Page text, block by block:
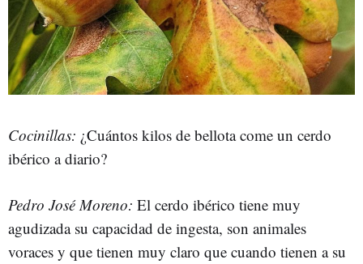
Cocinillas: ¿Cuántos kilos de bellota come un cerdo
ibérico a diario?
Pedro José Moreno: El cerdo ibérico tiene muy
agudizada su capacidad de ingesta, son animales
voraces y que tienen muy claro que cuando tienen a su